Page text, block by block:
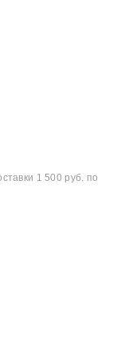
1 500 руб. по